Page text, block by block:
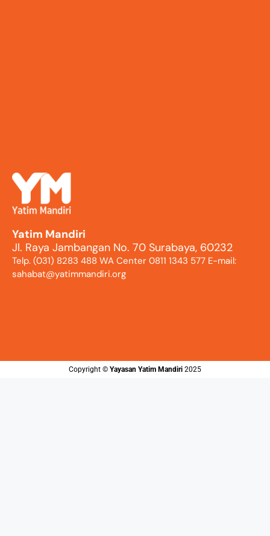
Yatim Mandiri
Jl. Raya Jambangan No. 70 Surabaya, 60232
Telp. (031) 8283 488 WA Center 0811 1343 577 E-mail:
sahabat@yatimmandiri.org
Copyright ©️ Yayasan Yatim Mandiri 2025